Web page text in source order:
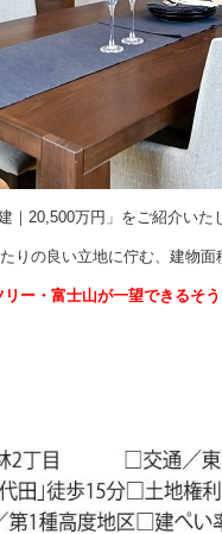
｜20,500万円」をご紹介いた
りの良い立地に佇む、建物
ー・富士山が一望できるそ